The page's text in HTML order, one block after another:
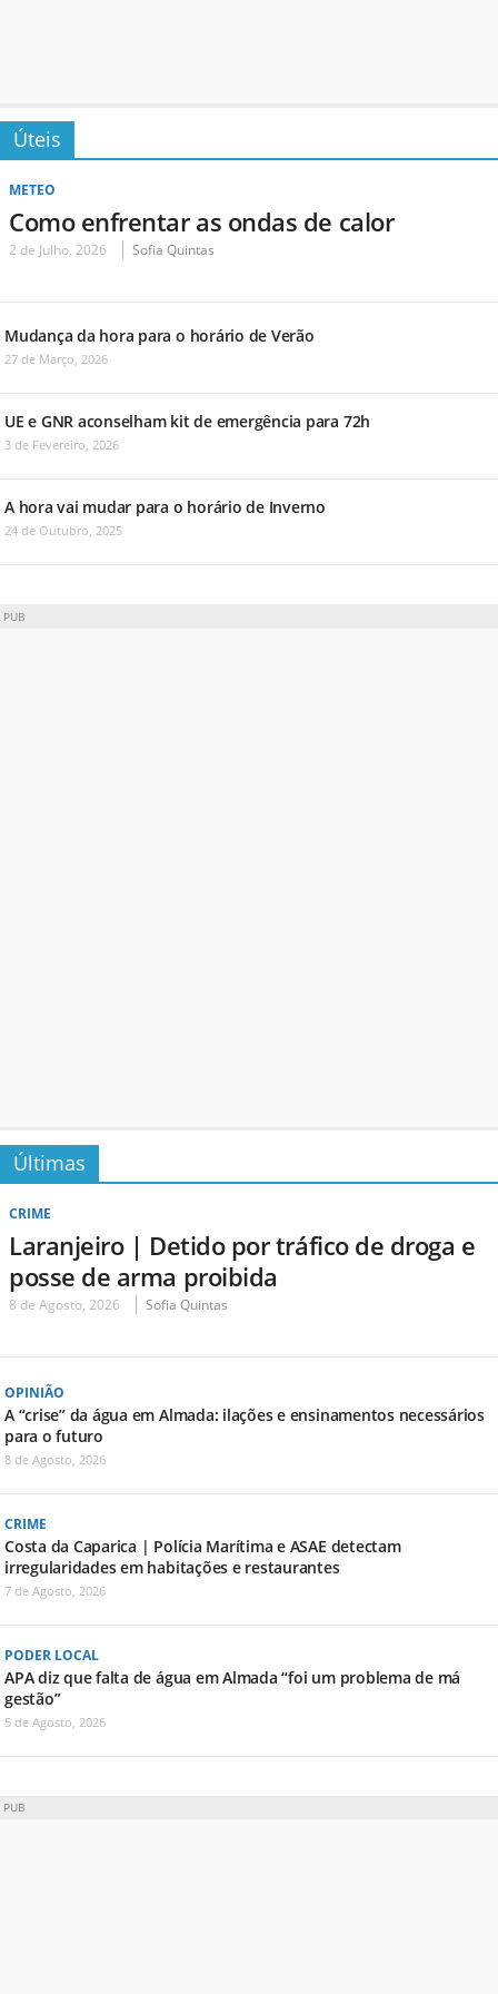
Úteis
METEO
Como enfrentar as ondas de calor
2 de Julho, 2026 Sofia Quintas
Mudança da hora para o horário de Verão
27 de Março, 2026
UE e GNR aconselham kit de emergência para 72h
3 de Fevereiro, 2026
A hora vai mudar para o horário de Inverno
24 de Outubro, 2025
PUB
Últimas
CRIME
Laranjeiro | Detido por tráfico de droga e
posse de arma proibida
8 de Agosto, 2026 Sofia Quintas
OPINIÃO
A “crise” da água em Almada: ilações e ensinamentos necessários
para o futuro
8 de Agosto, 2026
CRIME
Costa da Caparica | Polícia Marítima e ASAE detectam
irregularidades em habitações e restaurantes
7 de Agosto, 2026
PODER LOCAL
APA diz que falta de água em Almada “foi um problema de má
gestão”
5 de Agosto, 2026
PUB